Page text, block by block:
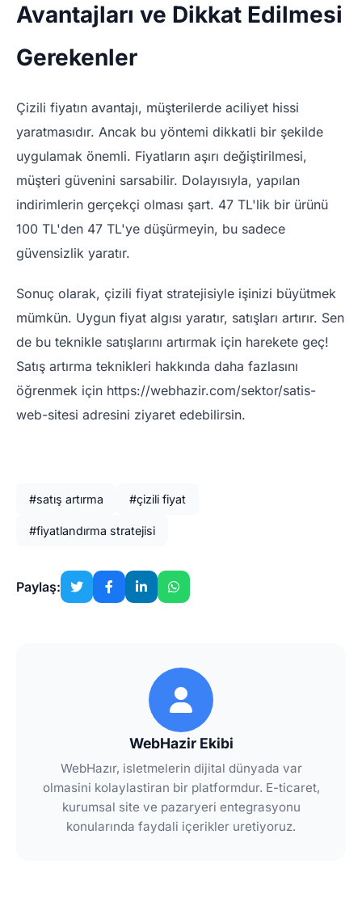
Avantajları ve Dikkat Edilmesi
Gerekenler
Çizili fiyatın avantajı, müşterilerde aciliyet hissi
yaratmasıdır. Ancak bu yöntemi dikkatli bir şekilde
uygulamak önemli. Fiyatların aşırı değiştirilmesi,
müşteri güvenini sarsabilir. Dolayısıyla, yapılan
indirimlerin gerçekçi olması şart. 47 TL'lik bir ürünü
100 TL'den 47 TL'ye düşürmeyin, bu sadece
güvensizlik yaratır.
Sonuç olarak, çizili fiyat stratejisiyle işinizi büyütmek
mümkün. Uygun fiyat algısı yaratır, satışları artırır. Sen
de bu teknikle satışlarını artırmak için harekete geç!
Satış artırma teknikleri hakkında daha fazlasını
öğrenmek için https://webhazir.com/sektor/satis-
web-sitesi adresini ziyaret edebilirsin.
#satış artırma #çizili fiyat
#fiyatlandırma stratejisi
Paylaş:
WebHazir Ekibi
WebHazır, isletmelerin dijital dünyada var
olmasini kolaylastiran bir platformdur. E-ticaret,
kurumsal site ve pazaryeri entegrasyonu
konularında faydali içerikler uretiyoruz.